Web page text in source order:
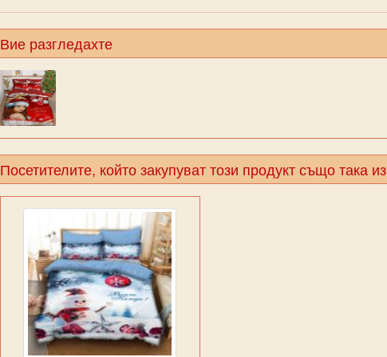
Вие разгледахте
Посетителите, който закупуват този продукт също така